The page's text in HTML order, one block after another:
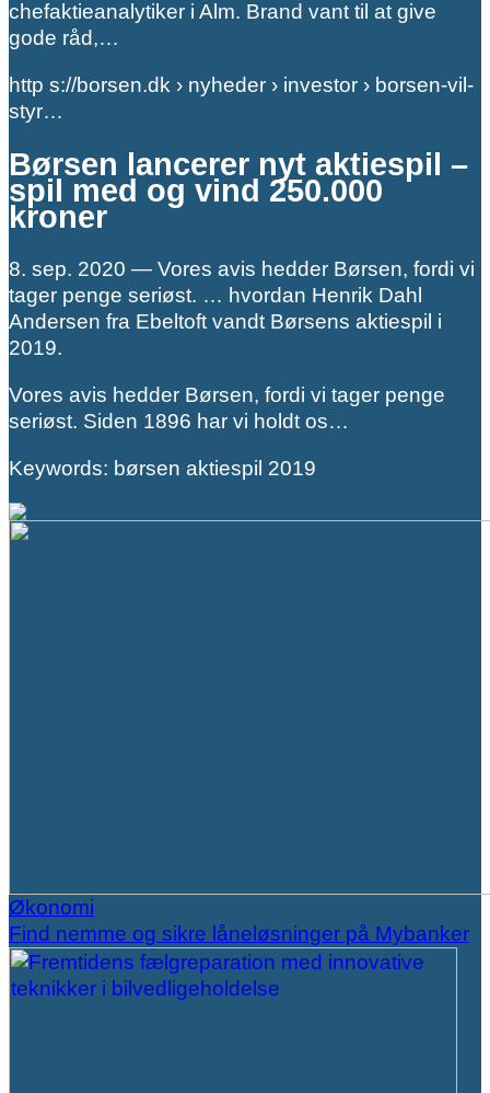
chefaktieanalytiker i Alm. Brand vant til at give
gode råd,…
http s://borsen.dk › nyheder › investor › borsen-vil-
styr…
Børsen lancerer nyt aktiespil –
spil med og vind 250.000
kroner
8. sep. 2020 — Vores avis hedder Børsen, fordi vi
tager penge seriøst. … hvordan Henrik Dahl
Andersen fra Ebeltoft vandt Børsens aktiespil i
2019.
Vores avis hedder Børsen, fordi vi tager penge
seriøst. Siden 1896 har vi holdt os…
Keywords: børsen aktiespil 2019
Økonomi
Find nemme og sikre låneløsninger på Mybanker